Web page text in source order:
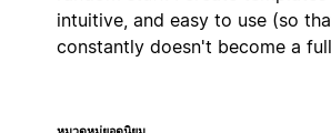
intuitive, and easy to use (so
constantly doesn't become a